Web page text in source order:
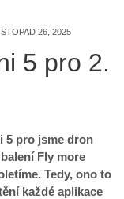
26, 2025
5 pro 2.
5 pro jsme dron
Fly more
Tedy, ono to
každé aplikace